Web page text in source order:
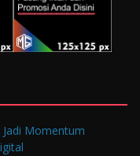
Momentum